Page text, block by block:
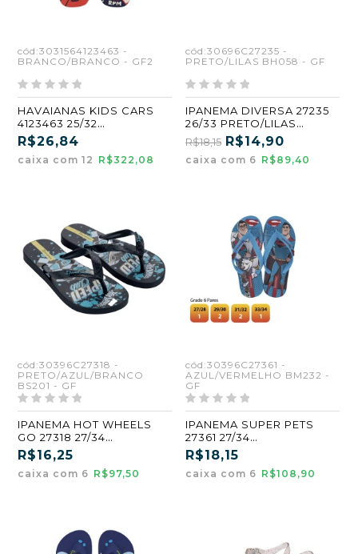
cód:3031564123463 -
BRANCO/BRANCO - GF2
HAVAIANAS KIDS CARS
4123463 25/32
BRANCO/BRANCO (GF2)
R$26,84
caixa com 12 R$322,08
cód:30696C27235 -
PRETO/LILAS BH058 - GF
IPANEMA DIVERSA 27235
26/33 PRETO/LILAS
(BH058) (GF) (CX6)
R$18,15 R$14,90
caixa com 6 R$89,40
cód:30396C27318 -
PRETO/AZUL/BRANCO
BS201 - GF
IPANEMA HOT WHEELS
GO 27318 27/34
PRETO/AZUL/BRANCO
(BS201) (GF) (CX6)
R$16,25
caixa com 6 R$97,50
cód:30396C27361 -
AZUL/VERMELHO BM232 -
GF
IPANEMA SUPER PETS
27361 27/34
AZUL/VERMELHO (BM232)
(GF) (CX6)
R$18,15
caixa com 6 R$108,90